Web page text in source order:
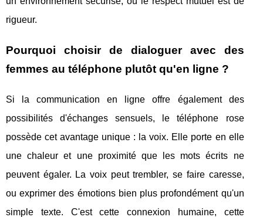
rigueur.
Pourquoi choisir de dialoguer avec des
femmes au téléphone plutôt qu'en ligne ?
Si la communication en ligne offre également des
possibilités d'échanges sensuels, le téléphone rose
possède cet avantage unique : la voix. Elle porte en elle
une chaleur et une proximité que les mots écrits ne
peuvent égaler. La voix peut trembler, se faire caresse,
ou exprimer des émotions bien plus profondément qu'un
simple texte. C'est cette connexion humaine, cette